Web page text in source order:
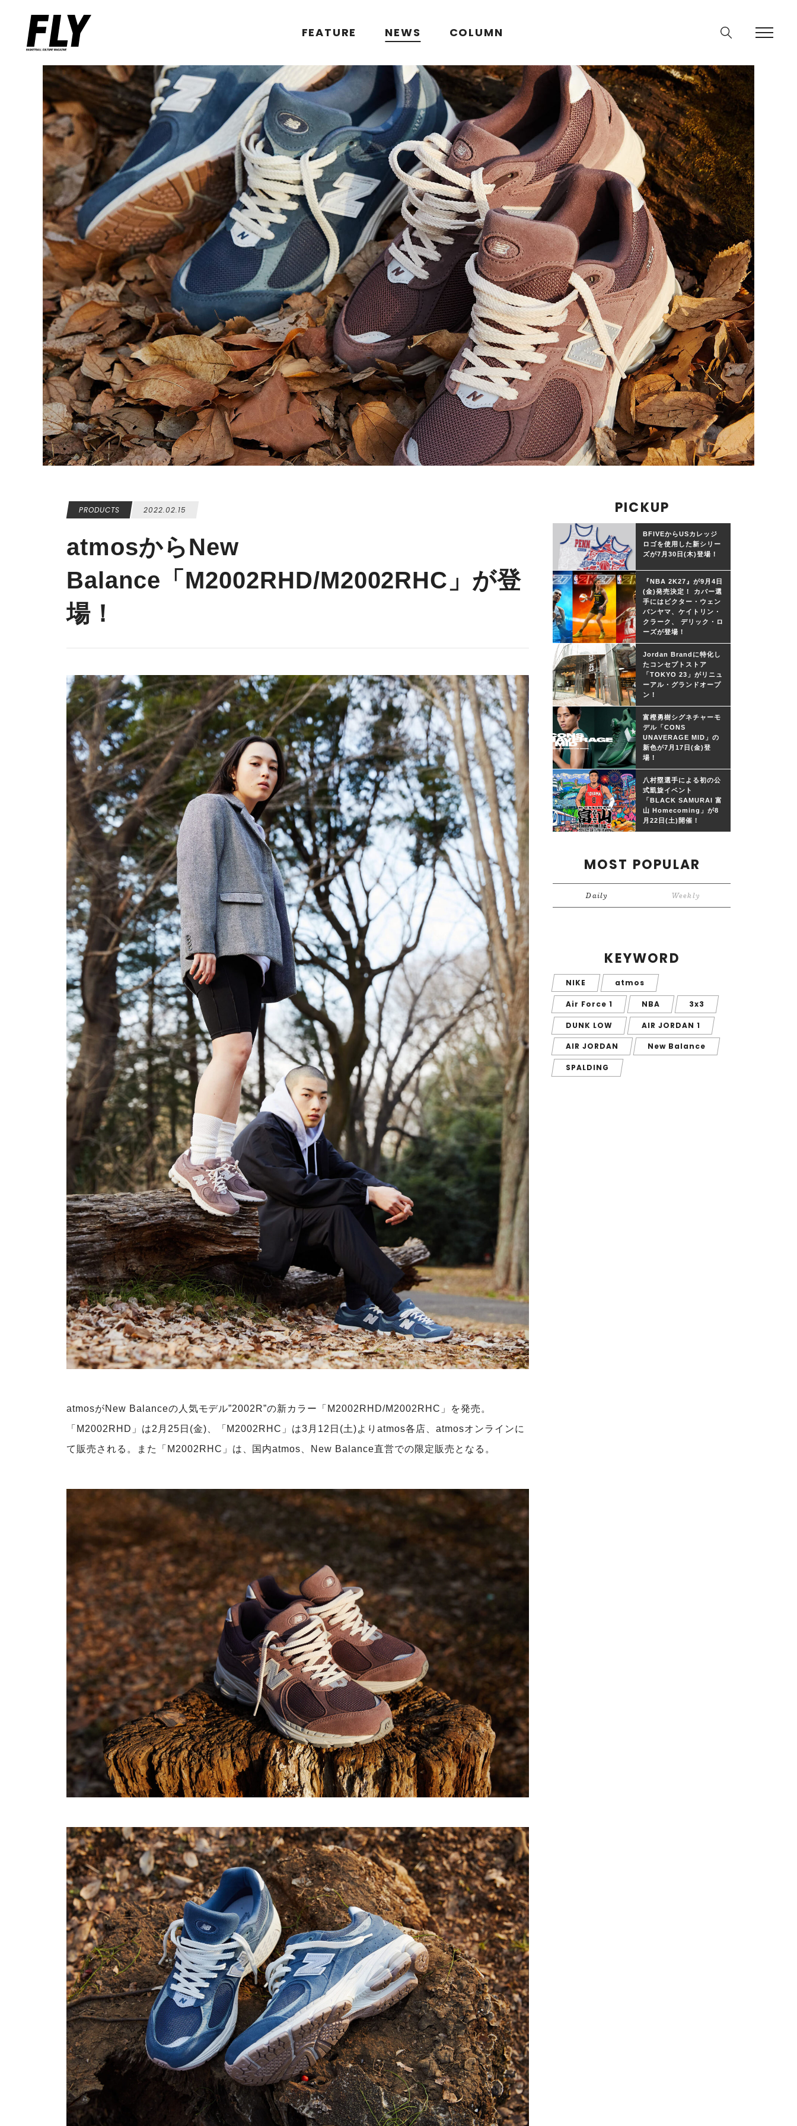
FEATURE NEWS COLUMN
PRODUCTS 2022.02.15
atmosからNew
Balance「M2002RHD/M2002RHC」が登
場！
atmosがNew Balanceの⼈気モデル”2002R”の新カラー「M2002RHD/M2002RHC」を発売。
「M2002RHD」は2⽉25⽇(⾦)、「M2002RHC」は3⽉12⽇(⼟)よりatmos各店、atmosオンラインに
て販売される。また「M2002RHC」は、国内atmos、New Balance直営での限定販売となる。
PICKUP
BFIVEからUSカレッジ
ロゴを使用した新シリー
ズが7月30日(木)登場！
『NBA 2K27』が9月4日
(金)発売決定！ カバー選
手にはビクター・ウェン
バンヤマ、ケイトリン・
クラーク、 デリック・ロ
ーズが登場！
Jordan Brandに特化し
たコンセプトストア
「TOKYO 23」がリニュ
ーアル・グランドオープ
ン！
富樫勇樹シグネチャーモ
デル「CONS
UNAVERAGE MID」の
新色が7月17日(金)登
場！
八村塁選手による初の公
式凱旋イベント
「BLACK SAMURAI 富
山 Homecoming」が8
月22日(土)開催！
MOST POPULAR
Daily Weekly
KEYWORD
NIKE atmos
Air Force 1 NBA 3x3
DUNK LOW AIR JORDAN 1
AIR JORDAN New Balance
SPALDING